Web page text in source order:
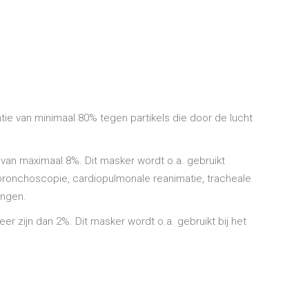
van minimaal 80% tegen partikels die door de lucht
maximaal 8%. Dit masker wordt o.a. gebruikt
cardiopulmonale reanimatie, tracheale
zijn dan 2%. Dit masker wordt o.a. gebruikt bij het